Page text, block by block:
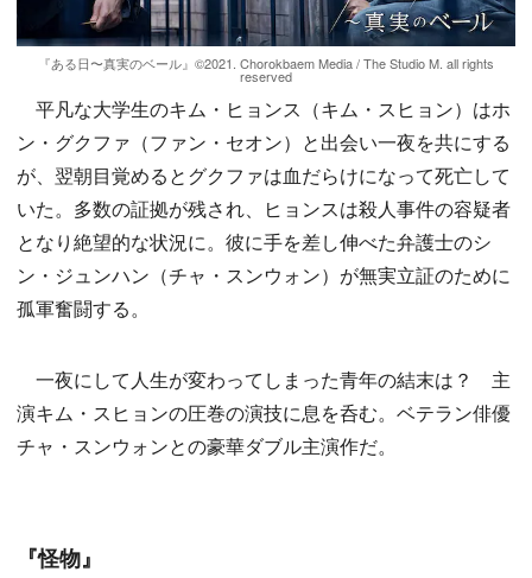
『ある日〜真実のベール』©️2021. Chorokbaem Media / The Studio M. all rights
reserved
平凡な大学生のキム・ヒョンス（キム・スヒョン）はホ
ン・グクファ（ファン・セオン）と出会い一夜を共にする
が、翌朝目覚めるとグクファは血だらけになって死亡して
いた。多数の証拠が残され、ヒョンスは殺人事件の容疑者
となり絶望的な状況に。彼に手を差し伸べた弁護士のシ
ン・ジュンハン（チャ・スンウォン）が無実立証のために
孤軍奮闘する。
一夜にして人生が変わってしまった青年の結末は？ 主
演キム・スヒョンの圧巻の演技に息を呑む。ベテラン俳優
チャ・スンウォンとの豪華ダブル主演作だ。
『怪物』